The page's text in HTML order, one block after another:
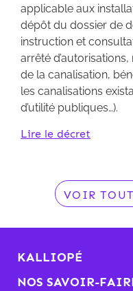
applicable aux
dépôt du dossier de
instruction et
arrêté
de la canalisation,
les canalisations
d’utilité publiques…).
Lire le décret
VOIR
KALLIOPÉ
NOS SAVOIR-